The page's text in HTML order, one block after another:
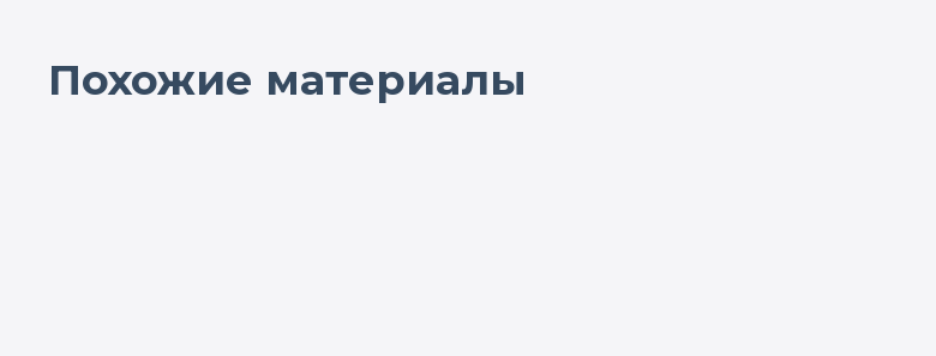
Похожие материалы